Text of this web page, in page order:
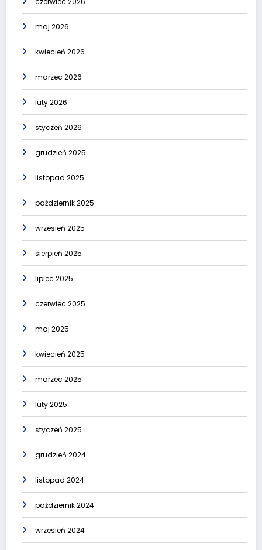
maj 2026
kwiecień 2026
marzec 2026
luty 2026
styczeń 2026
grudzień 2025
listopad 2025
październik 2025
wrzesień 2025
sierpień 2025
lipiec 2025
czerwiec 2025
maj 2025
kwiecień 2025
marzec 2025
luty 2025
styczeń 2025
grudzień 2024
listopad 2024
październik 2024
wrzesień 2024